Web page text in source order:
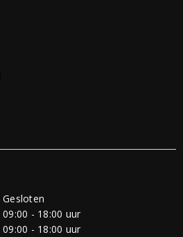
Gesloten
09:00 - 18:00 uur
09:00 - 18:00 uur